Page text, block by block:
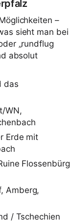
–
sieht man bei
„rundflug
absolut
das
WN,
Erde mit
Flossenbürg
Amberg,
/ Tschechien